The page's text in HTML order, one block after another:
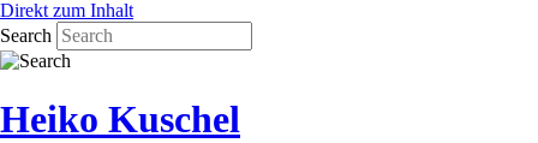
Direkt zum Inhalt
Search
Heiko Kuschel